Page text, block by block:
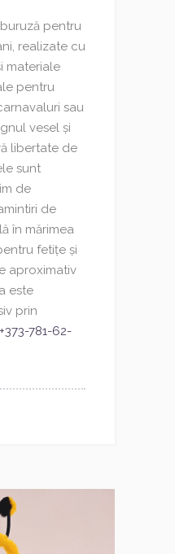
pentru
realizate cu
materiale
pentru
sau
vesel și
libertate de
sunt
de
de
în mărimea
fetițe și
aproximativ
este
prin
+373-781-62-